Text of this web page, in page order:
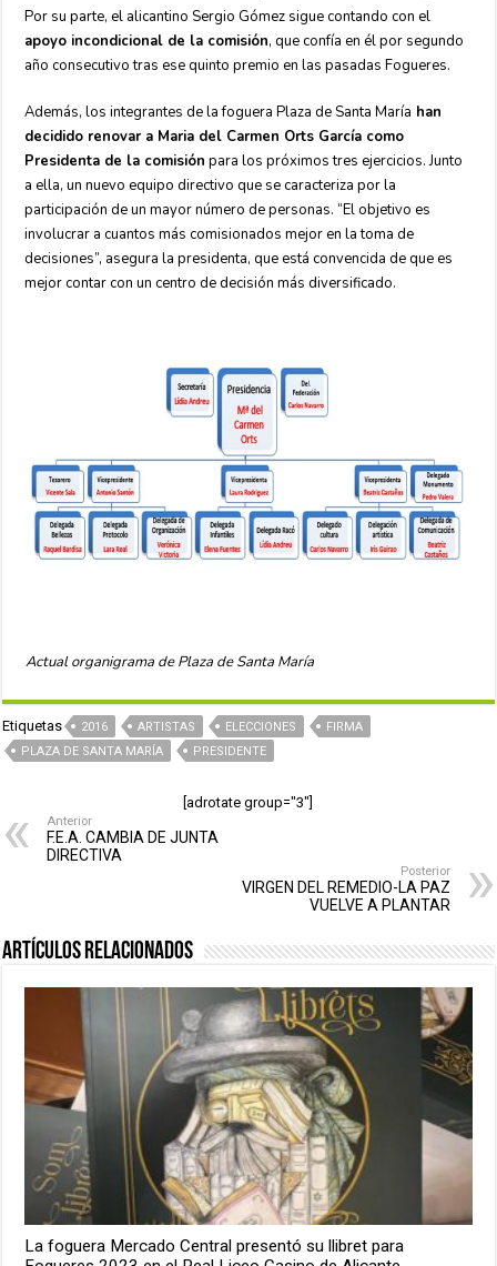
Por su parte, el alicantino Sergio Gómez sigue contando con el
apoyo incondicional de la comisión, que confía en él por segundo
año consecutivo tras ese quinto premio en las pasadas Fogueres.
Además, los integrantes de la foguera Plaza de Santa María han
decidido renovar a Maria del Carmen Orts García como
Presidenta de la comisión para los próximos tres ejercicios. Junto
a ella, un nuevo equipo directivo que se caracteriza por la
participación de un mayor número de personas. “El objetivo es
involucrar a cuantos más comisionados mejor en la toma de
decisiones”, asegura la presidenta, que está convencida de que es
mejor contar con un centro de decisión más diversificado.
Actual organigrama de Plaza de Santa María
Etiquetas 2016 ARTISTAS ELECCIONES
FIRMA
PLAZA DE SANTA MARÍA
PRESIDENTE
[adrotate group="3"]
Anterior
F.E.A. CAMBIA DE JUNTA
DIRECTIVA
Posterior
VIRGEN DEL REMEDIO-LA PAZ
VUELVE A PLANTAR
Artículos relacionados
La foguera Mercado Central presentó su llibret para